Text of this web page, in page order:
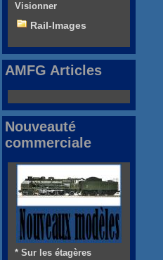
Visionner
Rail-Images
AMFG Articles
Nouveauté
commerciale
* Sur les étagères